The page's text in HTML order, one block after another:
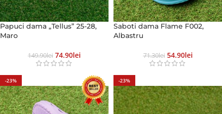
Papuci dama „Tellus” 25-28,
Maro
149.90Lei 74.90Lei
Saboti dama Flame F002,
Albastru
71.30Lei 54.90Lei
-23% -23%